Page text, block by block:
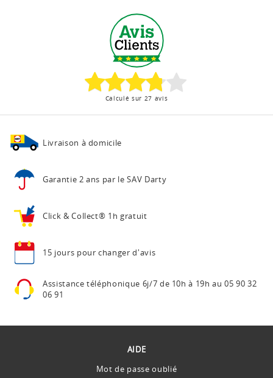
Calculé sur 27 avis
Livraison à domicile
Garantie 2 ans par le SAV Darty
Click & Collect® 1h gratuit
15 jours pour changer d'avis
Assistance téléphonique 6j/7 de 10h à 19h au 05 90 32
06 91
AIDE
Mot de passe oublié